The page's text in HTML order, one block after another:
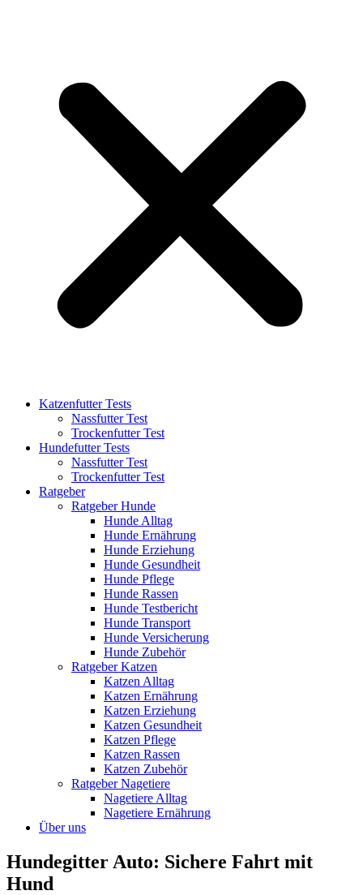
Katzenfutter Tests
Nassfutter Test
Trockenfutter Test
Hundefutter Tests
Nassfutter Test
Trockenfutter Test
Ratgeber
Ratgeber Hunde
Hunde Alltag
Hunde Ernährung
Hunde Erziehung
Hunde Gesundheit
Hunde Pflege
Hunde Rassen
Hunde Testbericht
Hunde Transport
Hunde Versicherung
Hunde Zubehör
Ratgeber Katzen
Katzen Alltag
Katzen Ernährung
Katzen Erziehung
Katzen Gesundheit
Katzen Pflege
Katzen Rassen
Katzen Zubehör
Ratgeber Nagetiere
Nagetiere Alltag
Nagetiere Ernährung
Über uns
Hundegitter Auto: Sichere Fahrt mit
Hund